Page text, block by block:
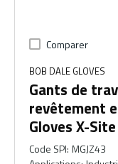
Comparer
BOB DALE GLOVES
Gants de
revêtement
Gloves X-Site
Code SPI: MGJZ43